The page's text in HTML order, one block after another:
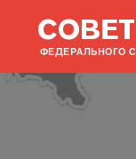
ФЕДЕРАЛЬНОГО